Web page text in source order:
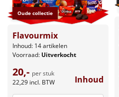
Oude collectie
Flavourmix
Inhoud: 14 artikelen
Voorraad: Uitverkocht
20,- per stuk
22,29 incl. BTW Inhoud